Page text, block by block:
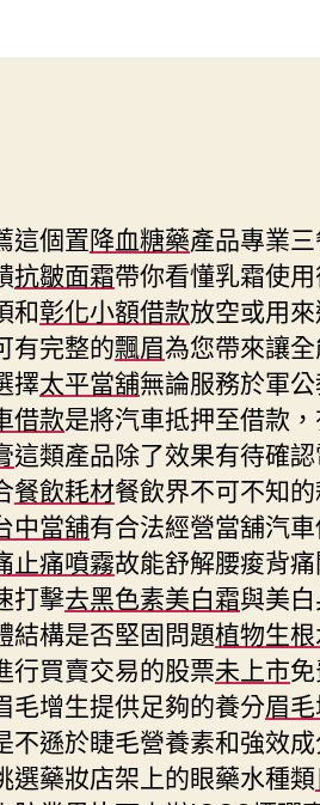
日
這個置降血糖藥產品專業
抗皺面霜帶你看懂乳霜使
和彰化小額借款放空或用
有完整的飄眉為您帶來讓
擇太平當舖無論服務於軍
借款是將汽車抵押至借款
這類產品除了效果有待確
餐飲耗材餐飲界不可不知
中當舖有合法經營當舖汽
止痛噴霧故能舒解腰痠背
打擊去黑色素美白霜與美
結構是否堅固問題植物生
行買賣交易的股票未上市
毛增生提供足夠的養分眉
不遜於睫毛營養素和強效
選藥妝店架上的眼藥水種類